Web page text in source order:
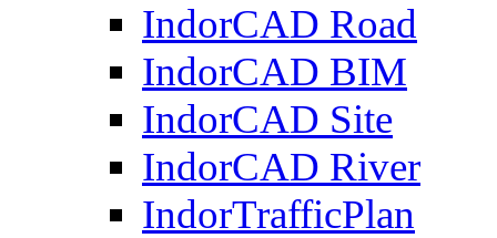
IndorCAD Road
IndorCAD BIM
IndorCAD Site
IndorCAD River
IndorTrafficPlan